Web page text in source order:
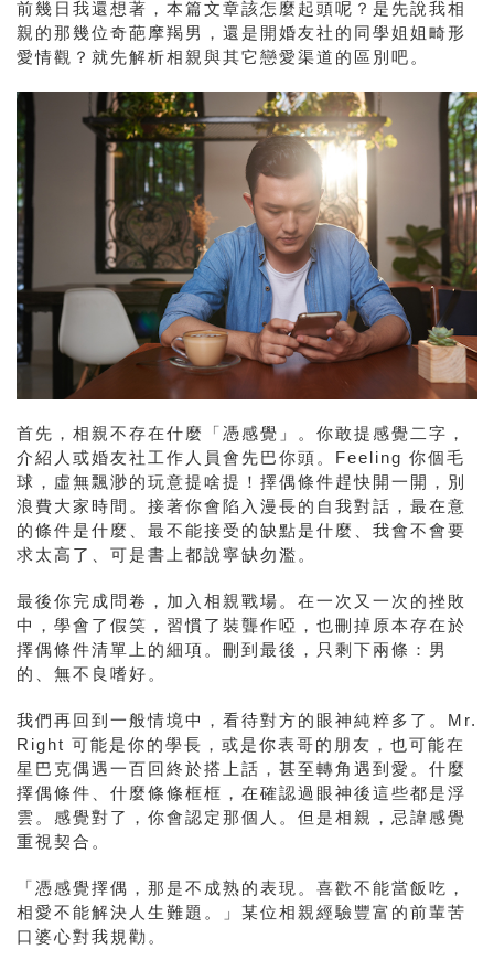
前幾日我還想著，本篇文章該怎麼起頭呢？是先說我相
親的那幾位奇葩摩羯男，還是開婚友社的同學姐姐畸形
愛情觀？就先解析相親與其它戀愛渠道的區別吧。
首先，相親不存在什麼「憑感覺」。你敢提感覺二字，
介紹人或婚友社工作人員會先巴你頭。Feeling 你個毛
球，虛無飄渺的玩意提啥提！擇偶條件趕快開一開，別
浪費大家時間。接著你會陷入漫長的自我對話，最在意
的條件是什麼、最不能接受的缺點是什麼、我會不會要
求太高了、可是書上都說寧缺勿濫。
最後你完成問卷，加入相親戰場。在一次又一次的挫敗
中，學會了假笑，習慣了裝聾作啞，也刪掉原本存在於
擇偶條件清單上的細項。刪到最後，只剩下兩條：男
的、無不良嗜好。
我們再回到一般情境中，看待對方的眼神純粹多了。Mr.
Right 可能是你的學長，或是你表哥的朋友，也可能在
星巴克偶遇一百回終於搭上話，甚至轉角遇到愛。什麼
擇偶條件、什麼條條框框，在確認過眼神後這些都是浮
雲。感覺對了，你會認定那個人。但是相親，忌諱感覺
重視契合。
「憑感覺擇偶，那是不成熟的表現。喜歡不能當飯吃，
相愛不能解決人生難題。」某位相親經驗豐富的前輩苦
口婆心對我規勸。